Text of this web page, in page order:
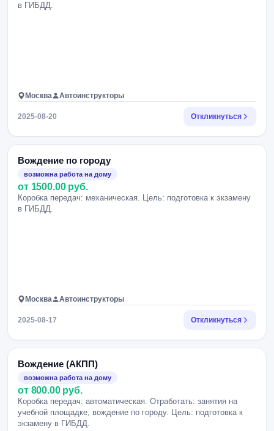
в ГИБДД.
Москва Автоинструкторы
2025-08-20 Откликнуться
Вождение по городу
возможна работа на дому
от 1500.00 руб.
Коробка передач: механическая. Цель: подготовка к экзамену
в ГИБДД.
Москва Автоинструкторы
2025-08-17 Откликнуться
Вождение (АКПП)
возможна работа на дому
от 800.00 руб.
Коробка передач: автоматическая. Отработать: занятия на
учебной площадке, вождение по городу. Цель: подготовка к
экзамену в ГИБДД.